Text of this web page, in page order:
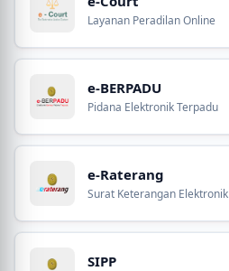
Layanan Peradilan Online
e-BERPADU
Pidana Elektronik Terpadu
e-Raterang
Surat Keterangan Elektronik
SIPP